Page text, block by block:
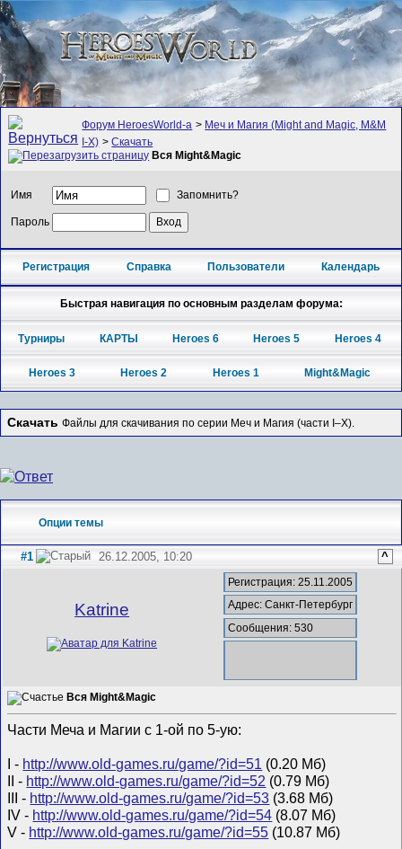
Форум HeroesWorld-а > Меч и Магия (Might and Magic, M&M
I-X) >Скачать
Вся Might&Magic
Имя Запомнить?
Пароль
Регистрация Справка Пользователи Календарь
Быстрая навигация по основным разделам форума:
Турниры КАРТЫ Heroes 6 Heroes 5 Heroes 4
Heroes 3 Heroes 2 Heroes 1 Might&Magic
Скачать Файлы для скачивания по серии Меч и Магия (части I–X).
Опции темы
#1 26.12.2005, 10:20 ^
Katrine
Регистрация: 25.11.2005
Адрес: Санкт-Петербург
Сообщения: 530
Вся Might&Magic
Части Меча и Магии с 1-ой по 5-ую:
I - http://www.old-games.ru/game/?id=51 (0.20 Мб)
II - http://www.old-games.ru/game/?id=52 (0.79 Мб)
III - http://www.old-games.ru/game/?id=53 (3.68 Мб)
IV - http://www.old-games.ru/game/?id=54 (8.07 Мб)
V - http://www.old-games.ru/game/?id=55 (10.87 Мб)